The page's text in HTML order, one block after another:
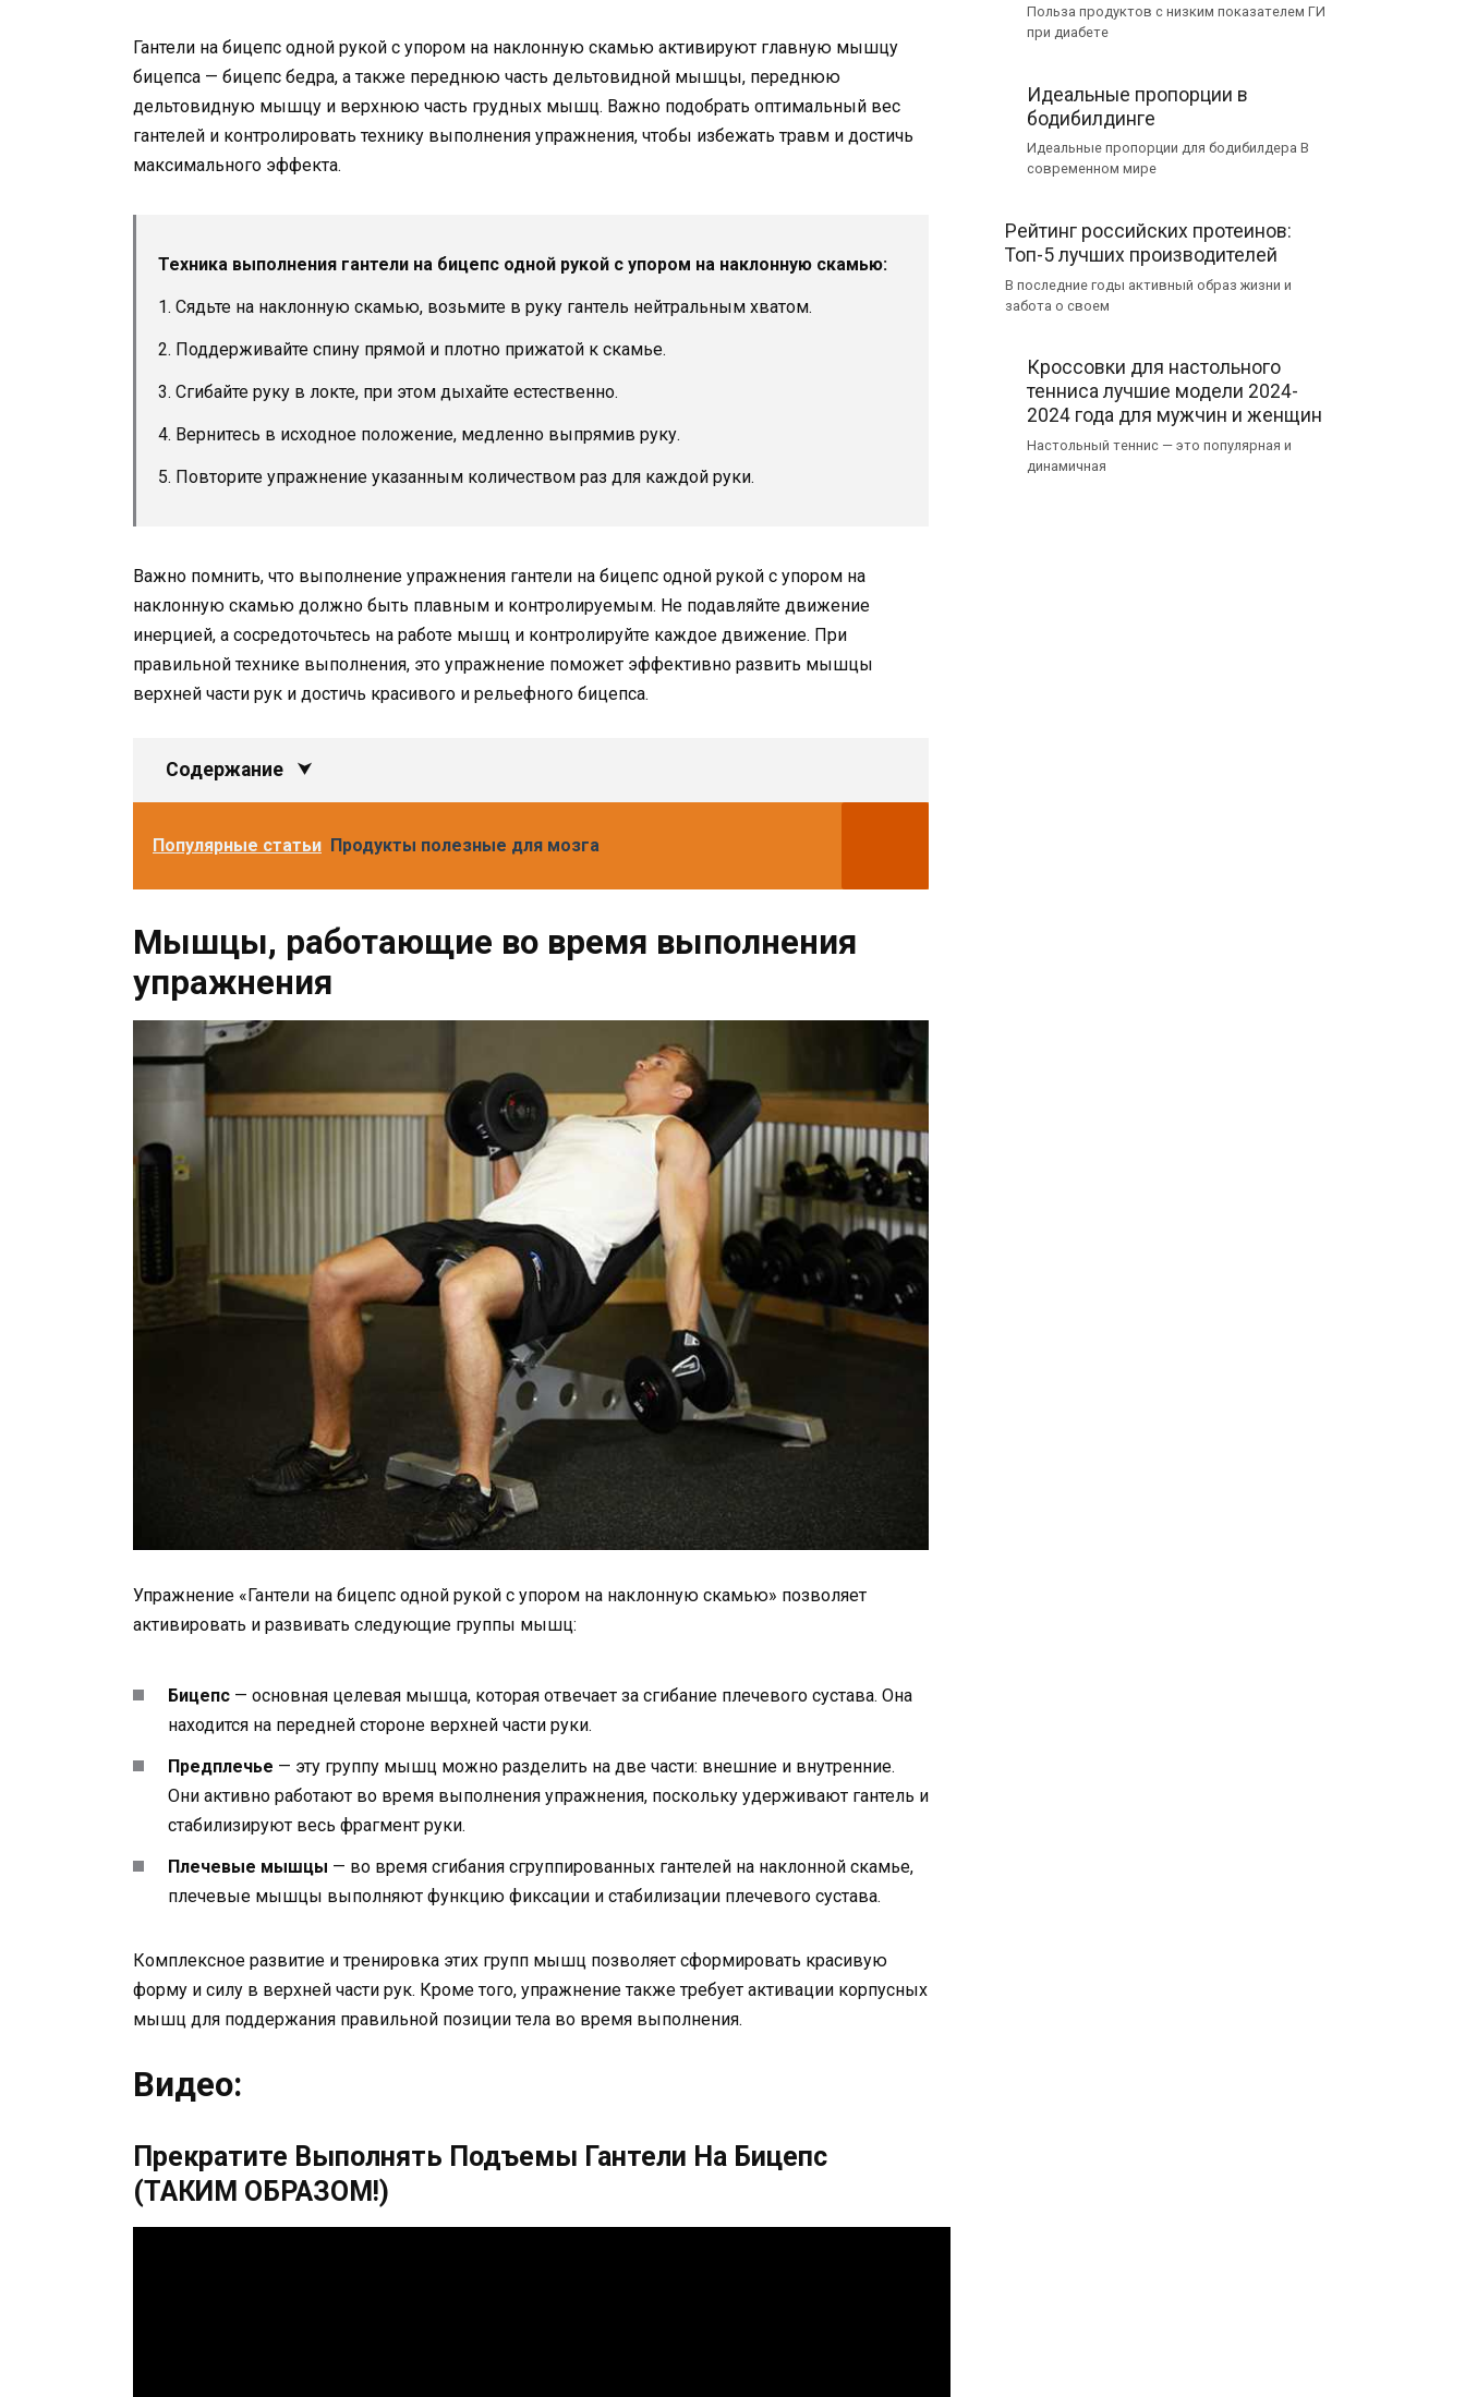
Гантели на бицепс одной рукой с упором на наклонную скамью активируют главную мышцу
бицепса — бицепс бедра, а также переднюю часть дельтовидной мышцы, переднюю
дельтовидную мышцу и верхнюю часть грудных мышц. Важно подобрать оптимальный вес
гантелей и контролировать технику выполнения упражнения, чтобы избежать травм и достичь
максимального эффекта.
Техника выполнения гантели на бицепс одной рукой с упором на наклонную скамью:
1. Сядьте на наклонную скамью, возьмите в руку гантель нейтральным хватом.
2. Поддерживайте спину прямой и плотно прижатой к скамье.
3. Сгибайте руку в локте, при этом дыхайте естественно.
4. Вернитесь в исходное положение, медленно выпрямив руку.
5. Повторите упражнение указанным количеством раз для каждой руки.
Важно помнить, что выполнение упражнения гантели на бицепс одной рукой с упором на
наклонную скамью должно быть плавным и контролируемым. Не подавляйте движение
инерцией, а сосредоточьтесь на работе мышц и контролируйте каждое движение. При
правильной технике выполнения, это упражнение поможет эффективно развить мышцы
верхней части рук и достичь красивого и рельефного бицепса.
Содержание
Популярные статьи Продукты полезные для мозга
Мышцы, работающие во время выполнения
упражнения
Упражнение «Гантели на бицепс одной рукой с упором на наклонную скамью» позволяет
активировать и развивать следующие группы мышц:
Бицепс — основная целевая мышца, которая отвечает за сгибание плечевого сустава. Она
находится на передней стороне верхней части руки.
Предплечье — эту группу мышц можно разделить на две части: внешние и внутренние.
Они активно работают во время выполнения упражнения, поскольку удерживают гантель и
стабилизируют весь фрагмент руки.
Плечевые мышцы — во время сгибания сгруппированных гантелей на наклонной скамье,
плечевые мышцы выполняют функцию фиксации и стабилизации плечевого сустава.
Комплексное развитие и тренировка этих групп мышц позволяет сформировать красивую
форму и силу в верхней части рук. Кроме того, упражнение также требует активации корпусных
мышц для поддержания правильной позиции тела во время выполнения.
Видео:
Прекратите Выполнять Подъемы Гантели На Бицепс
(ТАКИМ ОБРАЗОМ!)
Польза продуктов с низким показателем ГИ
при диабете
Идеальные пропорции в
бодибилдинге
Идеальные пропорции для бодибилдера В
современном мире
Рейтинг российских протеинов:
Топ-5 лучших производителей
В последние годы активный образ жизни и
забота о своем
Кроссовки для настольного
тенниса лучшие модели 2024-
2024 года для мужчин и женщин
Настольный теннис — это популярная и
динамичная